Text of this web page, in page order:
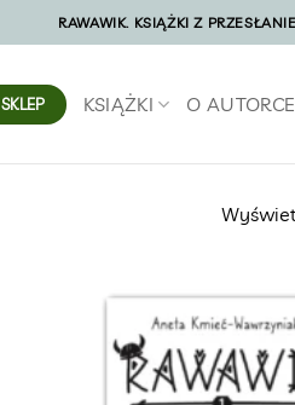
RAWAWIK. KSIĄŻKI Z
SKLEP KSIĄŻKI O AUTORCE